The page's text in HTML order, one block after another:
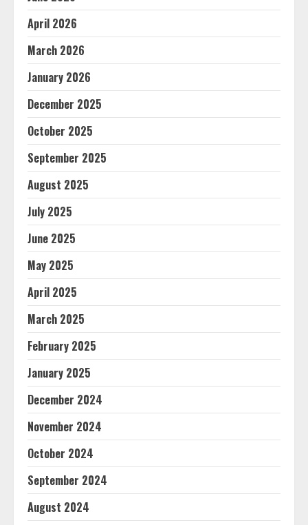
April 2026
March 2026
January 2026
December 2025
October 2025
September 2025
August 2025
July 2025
June 2025
May 2025
April 2025
March 2025
February 2025
January 2025
December 2024
November 2024
October 2024
September 2024
August 2024